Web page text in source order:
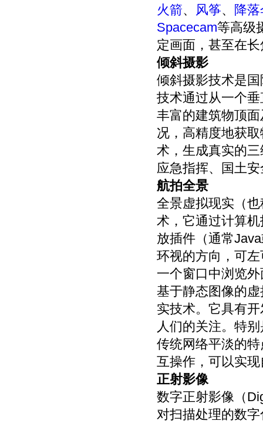
火箭、 风筝、 降
Spacecam等高级
定画面，甚至在
倾斜摄影
倾斜摄影技术是
技术通过从一个
丰富的建筑物顶
况，高精度地获
术，生成真实的
应急指挥、国土
航拍全景
全景虚拟现实（
术，它通过计算
放插件（通常
环视的方向，可
一个窗口中浏览
基于静态图像的
实技术。它具有
人们的关注。特
传统网络平淡的
互操作，可以实
正射影像
数字正射影像（
对扫描处理的数